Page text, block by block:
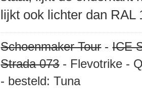
lijkt ook lichter dan RAL
Schoenmaker Tour-ICE
Strada 073- Flevotrike -
- besteld: Tuna